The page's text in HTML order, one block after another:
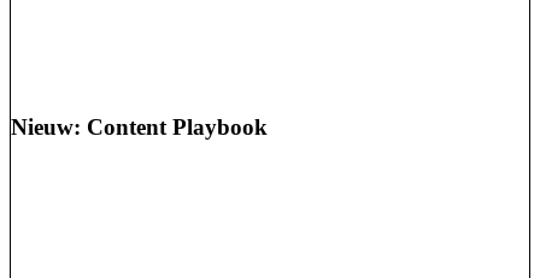
Nieuw: Content Playbook